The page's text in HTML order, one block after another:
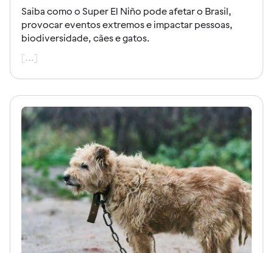
Saiba como o Super El Niño pode afetar o Brasil,
provocar eventos extremos e impactar pessoas,
biodiversidade, cães e gatos.
[...]